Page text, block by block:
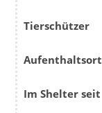
Tierschützer
Aufenthaltsort
Im Shelter seit